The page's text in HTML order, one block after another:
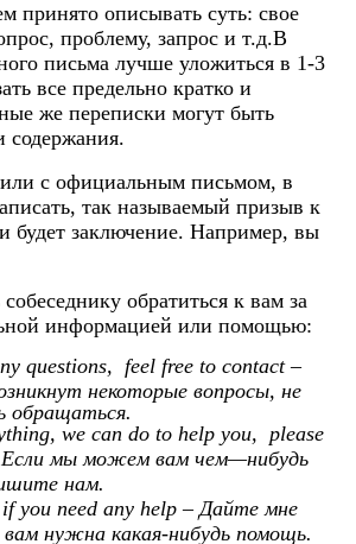
принято описывать суть: свое
проблему, запрос и т.д.В
письма лучше уложиться в 1-3
все предельно кратко и
же переписки могут быть
содержания.
с официальным письмом, в
так называемый призыв к
будет заключение. Например, вы
обратиться к вам за
информацией или помощью:
questions, feel free to contact–
некоторые вопросы, не
обращаться.
we can do to help you, please
Если мы можем вам чем—нибудь
нам.
you need any help – Дайте мне
нужна какая-нибудь помощь.